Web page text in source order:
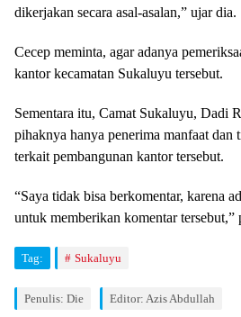
dikerjakan secara asal-asalan,” ujar dia.
Cecep meminta, agar adanya
kantor kecamatan Sukaluyu tersebut.
Sementara itu, Camat Sukaluyu, Dadi
pihaknya hanya penerima manfaat dan
terkait pembangunan kantor tersebut.
“Saya tidak bisa berkomentar, karena
untuk memberikan komentar
Tag: Sukaluyu
Penulis: Die Editor: Azis Abdullah